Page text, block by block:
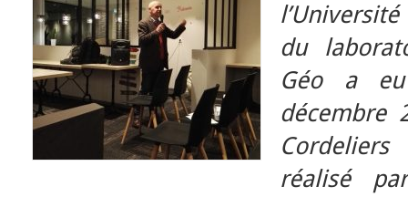
du
Géo a
décembre
réalisé